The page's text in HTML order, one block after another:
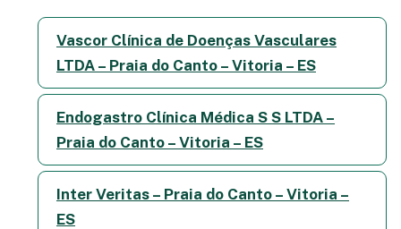
Vascor Clínica de Doenças Vasculares
LTDA – Praia do Canto – Vitoria – ES
Endogastro Clínica Médica S S LTDA –
Praia do Canto – Vitoria – ES
Inter Veritas – Praia do Canto – Vitoria –
ES